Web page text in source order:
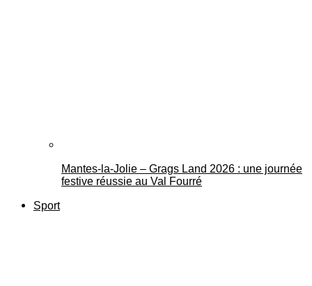
Mantes-la-Jolie – Grags Land 2026 : une journée
festive réussie au Val Fourré
Sport